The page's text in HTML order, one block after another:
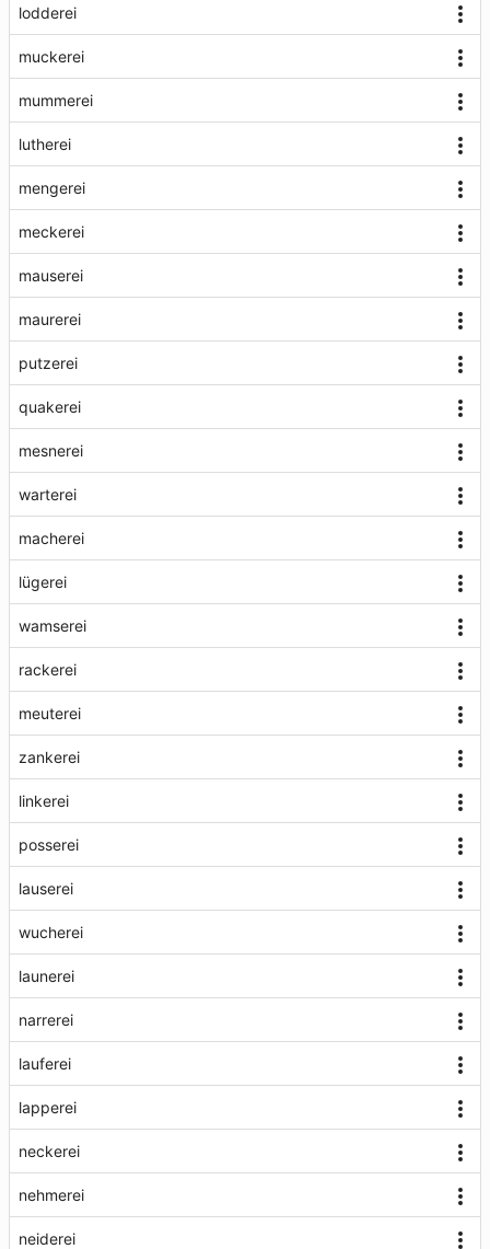
lodderei
muckerei
mummerei
lutherei
mengerei
meckerei
mauserei
maurerei
putzerei
quakerei
mesnerei
warterei
macherei
lügerei
wamserei
rackerei
meuterei
zankerei
linkerei
posserei
lauserei
wucherei
launerei
narrerei
lauferei
lapperei
neckerei
nehmerei
neiderei